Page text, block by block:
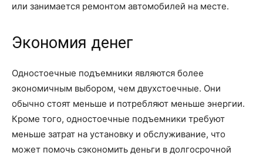
или занимается ремонтом автомобилей на месте.
Экономия денег
Одностоечные подъемники являются более
экономичным выбором, чем двухстоечные. Они
обычно стоят меньше и потребляют меньше энергии.
Кроме того, одностоечные подъемники требуют
меньше затрат на установку и обслуживание, что
может помочь сэкономить деньги в долгосрочной